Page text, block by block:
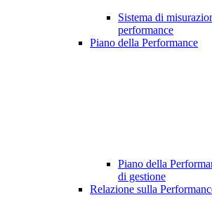
Sistema di
performance
Piano della Performance
Piano della
di gestione
Relazione sulla